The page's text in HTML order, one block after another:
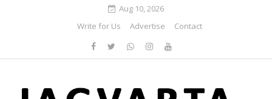
Aug 10, 2026
Write for Us
Advertise Contact